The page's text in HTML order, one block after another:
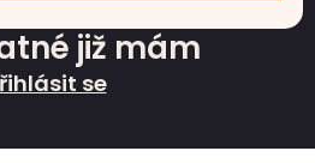
již mám
se